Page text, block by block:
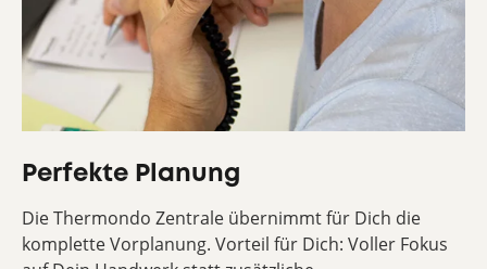
Perfekte Planung
Die Thermondo Zentrale übernimmt für Dich die
komplette Vorplanung. Vorteil für Dich: Voller Fokus